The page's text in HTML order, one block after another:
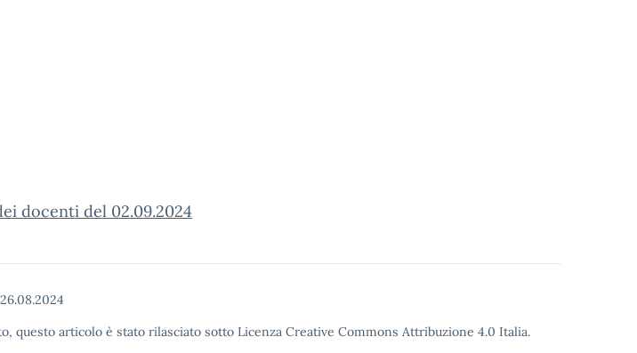
docenti del 02.09.2024
26.08.2024
questo articolo è stato rilasciato sotto Licenza Creative Commons Attribuzione 4.0 Italia.